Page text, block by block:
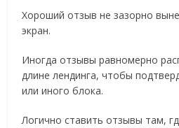
Хороший отзыв не зазорно
экран.
Иногда отзывы равномерно
длине лендинга, чтобы
или иного блока.
Логично ставить отзывы там,